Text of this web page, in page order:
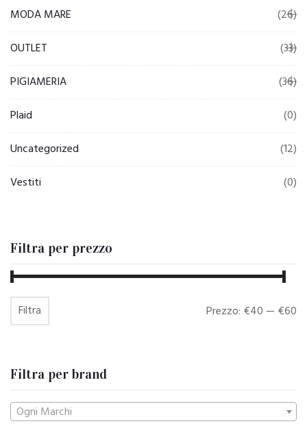
MODA MARE
(26)
OUTLET
(33)
PIGIAMERIA
(36)
Plaid
(0)
Uncategorized
(12)
Vestiti
(0)
Filtra per prezzo
Prezzo
Prezzo
Filtra Prezzo: €40 — €60
Filtra per brand
Ogni Marchi